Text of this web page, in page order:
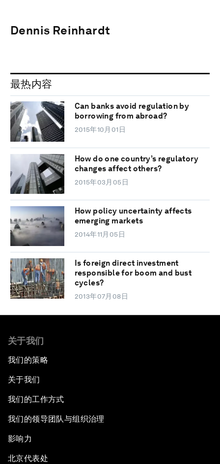
Dennis Reinhardt
最热内容
Can banks avoid regulation by
borrowing from abroad?
2015年10月01日
How do one country’s regulatory
changes affect others?
2015年03月05日
How policy uncertainty affects
emerging markets
2014年11月05日
Is foreign direct investment
responsible for boom and bust
cycles?
2013年07月08日
关于我们
我们的策略
关于我们
我们的工作方式
我们的领导团队与组织治理
影响力
北京代表处